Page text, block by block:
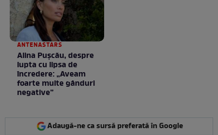
ANTENASTARS
Alina Pușcău, despre
lupta cu lipsa de
încredere: „Aveam
foarte multe gânduri
negative”
Adaugă-ne ca sursă preferată în Google